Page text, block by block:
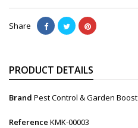
Share
PRODUCT DETAILS
Brand Pest Control & Garden Boost
Reference KMK-00003